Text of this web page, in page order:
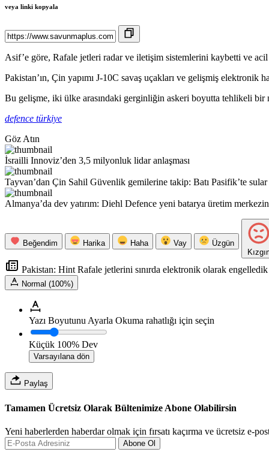
veya linki kopyala
Asif’e göre, Rafale jetleri radar ve iletişim sistemlerini kaybetti ve
Pakistan’ın, Çin yapımı J-10C savaş uçakları ve gelişmiş elektronik
Bu gelişme, iki ülke arasındaki gerginliğin askeri boyutta tehlikeli bir
defence türkiye
Göz Atın
İsrailli Innoviz’den 3,5 milyonluk lidar anlaşması
Tayvan’dan Çin Sahil Güvenlik gemilerine takip: Batı Pasifik’te sular
Almanya’da dev yatırım: Diehl Defence yeni batarya üretim
Beğendim Harika Haha Vay
Üzgün
Pakistan: Hint Rafale jetlerini sınırda elektronik olarak engelledik
Normal (100%)
Yazı Boyutunu Ayarla Okuma rahatlığı için seçin
Küçük 100% Dev
Varsayılana dön
Paylaş
Tamamen Ücretsiz Olarak Bültenimize Abone Olabilirsin
Yeni haberlerden haberdar olmak için fırsatı kaçırma ve ücretsiz e-
Abone Ol